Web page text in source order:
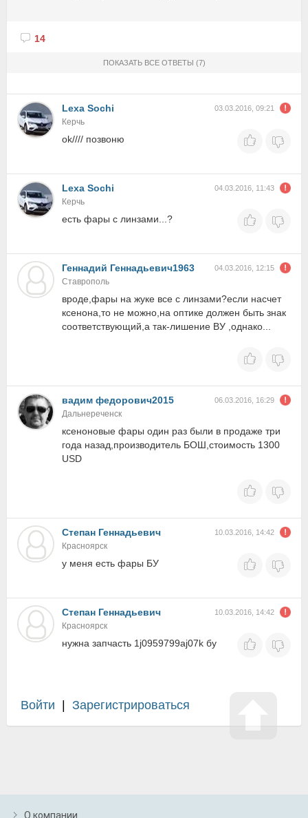
14
ПОКАЗАТЬ ВСЕ ОТВЕТЫ (7)
Lexa Sochi 03.03.2016, 09:21
Керчь
ok//// позвоню
Lexa Sochi 04.03.2016, 11:43
Керчь
есть фары с линзами...?
Геннадий Геннадьевич1963 04.03.2016, 12:15
Ставрополь
вроде,фары на жуке все с линзами?если насчет
ксенона,то не можно,на оптике должен быть знак
соответствующий,а так-лишение ВУ ,однако...
вадим федорович2015 06.03.2016, 16:29
Дальнереченск
ксеноновые фары один раз были в продаже три
года назад,производитель БОШ,стоимость 1300
USD
Степан Геннадьевич 10.03.2016, 14:42
Красноярск
у меня есть фары БУ
Степан Геннадьевич 10.03.2016, 14:42
Красноярск
нужна запчасть 1j0959799aj07k бу
Войти Зарегистрироваться
О компании